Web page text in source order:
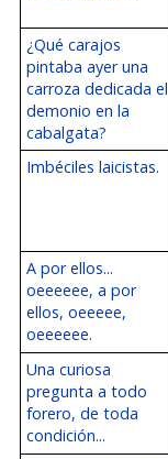
¿Qué carajos
pintaba ayer una
carroza dedicada el
demonio en la
cabalgata?
Imbéciles laicistas.
A por ellos...
oeeeeee, a por
ellos, oeeeee,
oeeeeee.
Una curiosa
pregunta a todo
forero, de toda
condición...